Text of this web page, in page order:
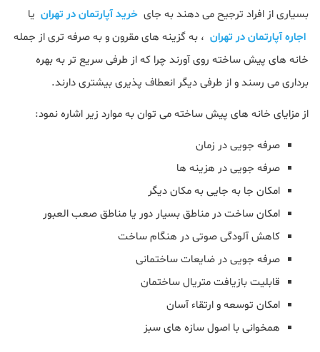
بسیاری از افراد ترجیح می دهند به جای خرید آپارتمان در تهران یا
اجاره آپارتمان در تهران ، به گزینه‌ های مقرون‌ و به‌ صرفه‌ تری از جمله
خانه‌ های پیش‌ ساخته روی آورند چرا که از طرفی سریع‌ تر به بهره‌
برداری‌ می رسند و از طرفی دیگر انعطاف‌ پذیری بیشتری دارند.
از مزایای خانه‌ های پیش‌ ساخته می توان به موارد زیر اشاره نمود:
صرفه جویی در زمان
صرفه‌ جویی در هزینه‌ ها
امکان جا به‌ جایی به مکان دیگر
امکان ساخت در مناطق بسیار دور یا مناطق صعب‌ العبور
کاهش آلودگی صوتی در هنگام ساخت
صرفه جویی در ضایعات ساختمانی
قابلیت بازیافت متریال ساختمان
امکان توسعه و ارتقاء آسان
همخوانی با اصول سازه‌ های سبز